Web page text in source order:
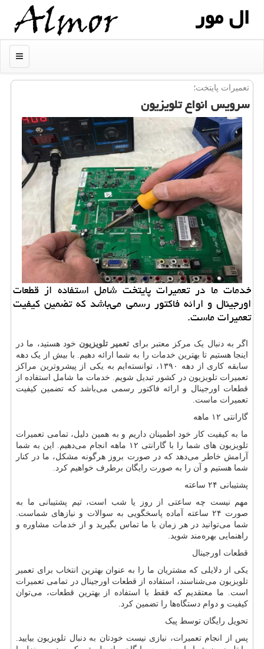
ال مور
منو
تعمیرات پایتخت؛
سرویس انواع تلویزیون
خدمات ما در تعمیرات پایتخت شامل استفاده از قطعات
اورجینال و ارائه فاکتور رسمی می‌باشد که تضمین کیفیت
تعمیرات ماست.
اگر به دنبال یک مرکز معتبر برای تعمیر تلویزیون خود هستید، ما در
اینجا هستیم تا بهترین خدمات را به شما ارائه دهیم. با بیش از یک دهه
سابقه کاری از دهه ۱۳۹۰، توانسته‌ایم به یکی از پیشروترین مراکز
تعمیرات تلویزیون در کشور تبدیل شویم. خدمات ما شامل استفاده از
قطعات اورجینال و ارائه فاکتور رسمی می‌باشد که تضمین کیفیت
تعمیرات ماست.
گارانتی ۱۲ ماهه
ما به کیفیت کار خود اطمینان داریم و به همین دلیل، تمامی تعمیرات
تلویزیون های شما را با گارانتی ۱۲ ماهه انجام می‌دهیم. این به شما
آرامش خاطر می‌دهد که در صورت بروز هرگونه مشکل، ما در کنار
شما هستیم و آن را به صورت رایگان برطرف خواهیم کرد.
پشتیبانی ۲۴ ساعته
مهم نیست چه ساعتی از روز یا شب است، تیم پشتیبانی ما به
صورت ۲۴ ساعته آماده پاسخگویی به سوالات و نیازهای شماست.
شما می‌توانید در هر زمان با ما تماس بگیرید و از خدمات مشاوره و
راهنمایی بهره‌مند شوید.
قطعات اورجینال
یکی از دلایلی که مشتریان ما را به عنوان بهترین انتخاب برای تعمیر
تلویزیون می‌شناسند، استفاده از قطعات اورجینال در تمامی تعمیرات
است. ما معتقدیم که فقط با استفاده از بهترین قطعات، می‌توان
کیفیت و دوام دستگاه‌ها را تضمین کرد.
تحویل رایگان توسط پیک
پس از انجام تعمیرات، نیازی نیست خودتان به دنبال تلویزیون بیایید.